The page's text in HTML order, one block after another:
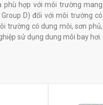
phù hợp với môi trường mang
D) đối với môi trường có
trường có dung môi, sơn phủ,
sử dụng dung môi bay hơi.